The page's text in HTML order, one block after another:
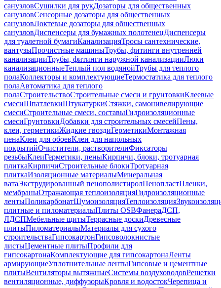
санузловСушилки для рукДозаторы для общественных
санузловСенсорные дозаторы для общественных
санузловЛоктевые дозаторы для общественных
санузловДиспенсеры для бумажных полотенецДиспенсеры
для туалетной бумагиКанализацияТросы сантехнические,
вантузыПрочистные машиныТрубы, фитинги внутренней
канализацииТрубы, фитинги наружной канализацииЛюки
канализационныеТеплый пол водянойТрубы для теплого
полаКоллекторы и комплектующиеТермостатика для теплого
полаАвтоматика для теплого
полаСтроительствоСтроительные смеси и грунтовкиКлеевые
смесиШпатлевкиШтукатуркиСтяжки, самонивелирующие
смесиСтроительные смеси, составыГидроизоляционные
смесиГрунтовкиДобавки для строительных смесейПены,
клеи, герметикиЖидкие гвоздиГерметикиМонтажная
пенаКлеи для обоевКлеи для напольных
покрытийОчистители, растворителиФиксаторы
резьбыКлеиГерметики, пеныКирпичи, блоки, тротуарная
плиткаКирпичиСтроительные блокиТротуарная
плиткаИзоляционные материалыМинеральная
ватаЭкструдированный пенополистиролПенопластПленки,
мембраныОтражающая теплоизоляцияГидроизоляционные
лентыПоликарбонатШумоизоляцияТеплоизоляция
плитные и пиломатериалыПлиты OSBФанераДСП,
ЛДСПМебельные щитыТеррасные доскиДревесные
плитыПиломатериалыМатериалы для сухого
строительстваГипсокартонГипсоволокнистые
листыЦементные плитыПрофили для
гипсокартонаКомплектующие для гипсокартонаЛенты
армирующиеУплотнительные лентыГипсовые и цементные
плитыВентиляторы вытяжныеСистемы воздуховодовРешетки
вентиляционные, диффузорыКровля и водостокЧерепица и